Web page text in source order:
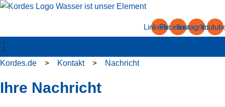
Zum
LinkedinFacebookInstagram
Kordes.de > Kontakt> Nachricht
Ihre Nachricht